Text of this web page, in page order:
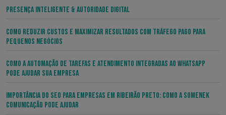
Presença Inteligente & Autoridade Digital
Como Reduzir Custos e Maximizar Resultados com Tráfego Pago para
Pequenos Negócios
Como a Automação de Tarefas e Atendimento Integradas ao WhatsApp
pode Ajudar sua Empresa
Importância do SEO para Empresas em Ribeirão Preto: Como a Somenek
Comunicação Pode Ajudar